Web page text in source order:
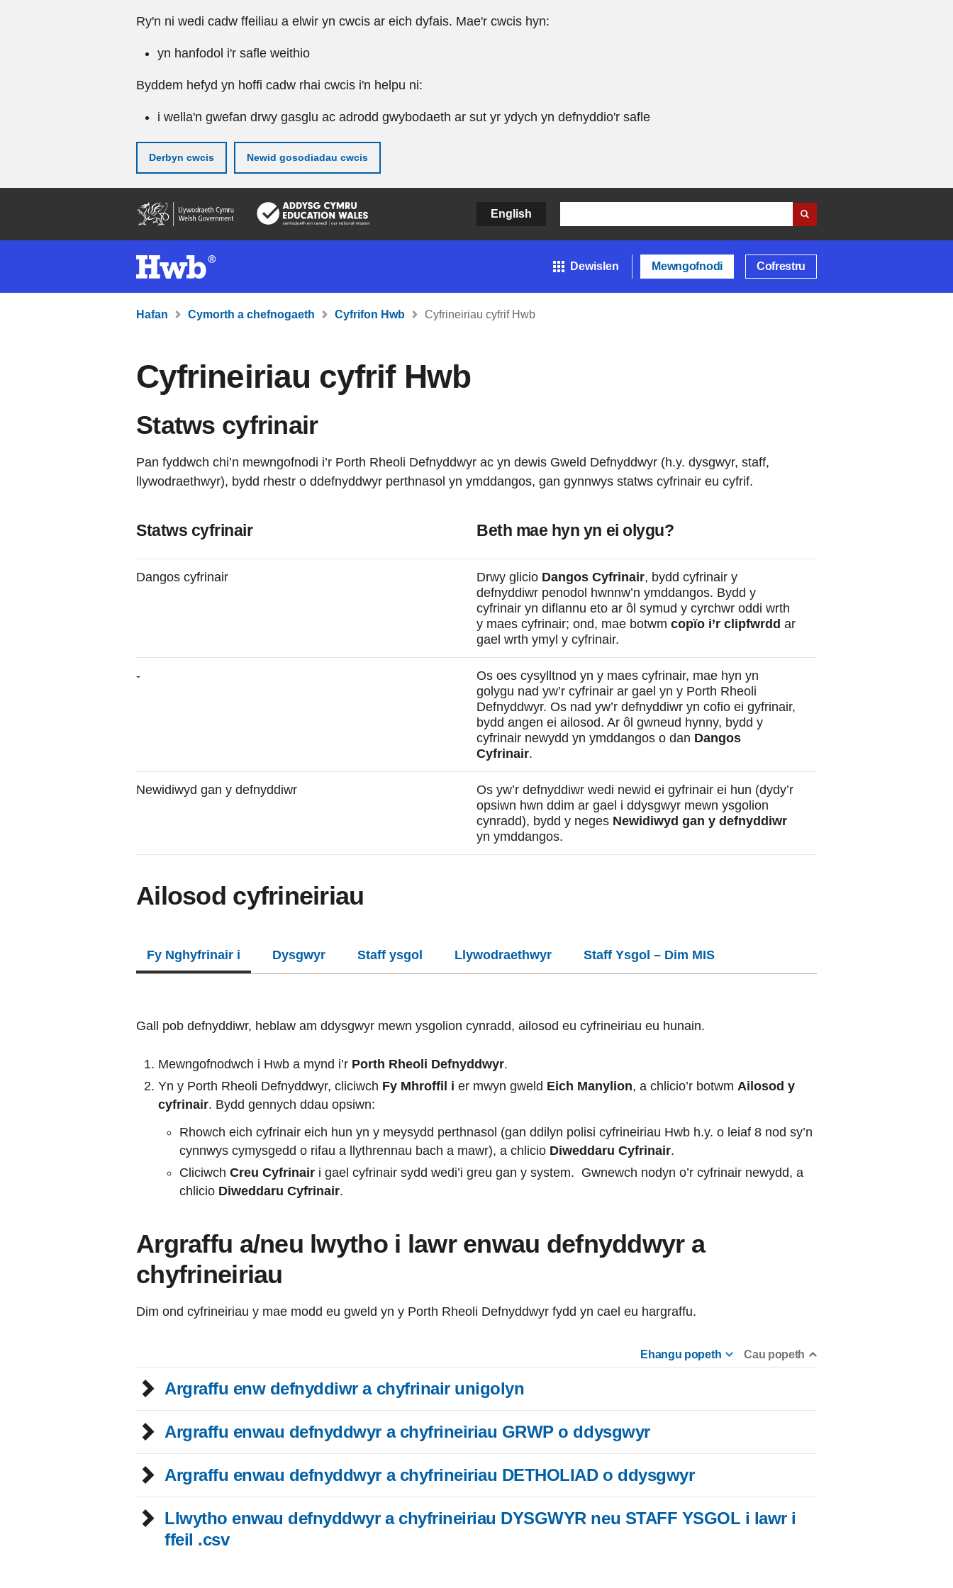
Ry'n ni wedi cadw ffeiliau a elwir yn cwcis ar eich dyfais. Mae'r cwcis hyn:
yn hanfodol i'r safle weithio
Byddem hefyd yn hoffi cadw rhai cwcis i'n helpu ni:
i wella'n gwefan drwy gasglu ac adrodd gwybodaeth ar sut yr ydych yn defnyddio'r safle
Derbyn cwcis Newid gosodiadau cwcis
gynnwy
English
Dewislen Mewngofnodi Cofrestru
Hafan Cymorth a chefnogaeth Cyfrifon Hwb Cyfrineiriau cyfrif Hwb
Cyfrineiriau cyfrif Hwb
Statws cyfrinair
Pan fyddwch chi’n mewngofnodi i’r Porth Rheoli Defnyddwyr ac yn dewis Gweld Defnyddwyr (h.y. dysgwyr, staff,
llywodraethwyr), bydd rhestr o ddefnyddwyr perthnasol yn ymddangos, gan gynnwys statws cyfrinair eu cyfrif.
Statws cyfrinair Beth mae hyn yn ei olygu?
Dangos cyfrinair Drwy glicio Dangos Cyfrinair, bydd cyfrinair y
defnyddiwr penodol hwnnw’n ymddangos. Bydd y
cyfrinair yn diflannu eto ar ôl symud y cyrchwr oddi wrth
y maes cyfrinair; ond, mae botwm copïo i’r clipfwrdd ar
gael wrth ymyl y cyfrinair.
-
Os oes cysylltnod yn y maes cyfrinair, mae hyn yn
golygu nad yw’r cyfrinair ar gael yn y Porth Rheoli
Defnyddwyr. Os nad yw’r defnyddiwr yn cofio ei gyfrinair,
bydd angen ei ailosod. Ar ôl gwneud hynny, bydd y
cyfrinair newydd yn ymddangos o dan Dangos
Cyfrinair.
Newidiwyd gan y defnyddiwr
Os yw’r defnyddiwr wedi newid ei gyfrinair ei hun (dydy’r
opsiwn hwn ddim ar gael i ddysgwyr mewn ysgolion
cynradd), bydd y neges Newidiwyd gan y defnyddiwr
yn ymddangos.
Ailosod cyfrineiriau
Fy Nghyfrinair i Dysgwyr Staff ysgol Llywodraethwyr Staff Ysgol – Dim MIS
Gall pob defnyddiwr, heblaw am ddysgwyr mewn ysgolion cynradd, ailosod eu cyfrineiriau eu hunain.
Mewngofnodwch i Hwb a mynd i’r Porth Rheoli Defnyddwyr.
Yn y Porth Rheoli Defnyddwyr, cliciwch Fy Mhroffil i er mwyn gweld Eich Manylion, a chlicio’r botwm Ailosod y
cyfrinair. Bydd gennych ddau opsiwn:
Rhowch eich cyfrinair eich hun yn y meysydd perthnasol (gan ddilyn polisi cyfrineiriau Hwb h.y. o leiaf 8 nod sy’n
cynnwys cymysgedd o rifau a llythrennau bach a mawr), a chlicio Diweddaru Cyfrinair.
Cliciwch Creu Cyfrinair i gael cyfrinair sydd wedi’i greu gan y system. Gwnewch nodyn o’r cyfrinair newydd, a
chlicio Diweddaru Cyfrinair.
Argraffu a/neu lwytho i lawr enwau defnyddwyr a
chyfrineiriau
Dim ond cyfrineiriau y mae modd eu gweld yn y Porth Rheoli Defnyddwyr fydd yn cael eu hargraffu.
Ehangu popeth Cau popeth
Argraffu enw defnyddiwr a chyfrinair unigolyn
Argraffu enwau defnyddwyr a chyfrineiriau GRWP o ddysgwyr
Argraffu enwau defnyddwyr a chyfrineiriau DETHOLIAD o ddysgwyr
Llwytho enwau defnyddwyr a chyfrineiriau DYSGWYR neu STAFF YSGOL i lawr i
ffeil .csv